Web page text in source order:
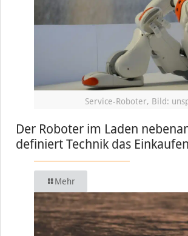
Service-Roboter, Bild:
Der Roboter im Laden
definiert Technik das
Mehr